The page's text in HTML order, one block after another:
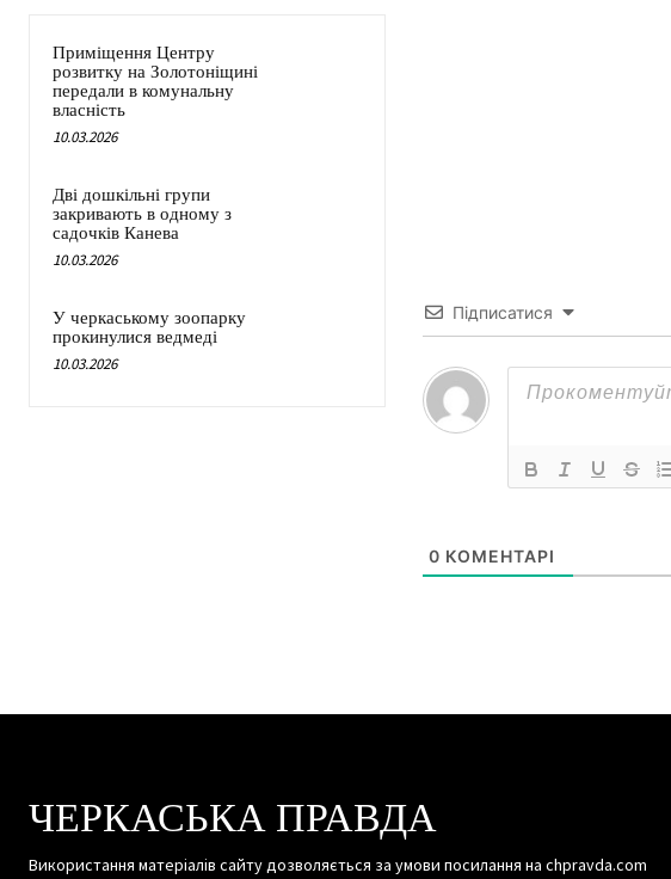
Приміщення Центру
розвитку на Золотоніщині
передали в комунальну
власність
10.03.2026
Дві дошкільні групи
закривають в одному з
садочків Канева
10.03.2026
У черкаському зоопарку
прокинулися ведмеді
10.03.2026
Підписатися
0 КОМЕНТАРІ
ЧЕРКАСЬКА ПРАВДА
Використання матеріалів сайту дозволяється за умови посилання на chpravda.com